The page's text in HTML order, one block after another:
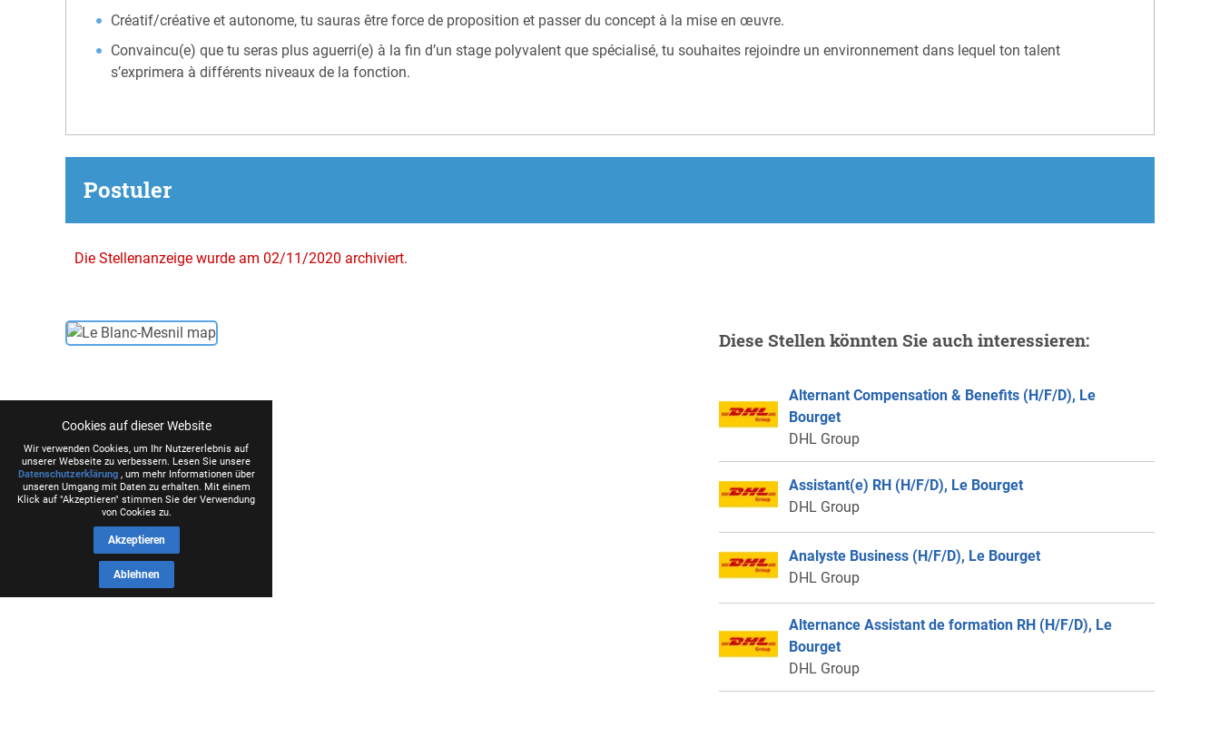
Créatif/créative et autonome, tu sauras être force de proposition et passer du concept à la mise en œuvre.
Convaincu(e) que tu seras plus aguerri(e) à la fin d’un stage polyvalent que spécialisé, tu souhaites rejoindre un environnement dans lequel ton talent
s’exprimera à différents niveaux de la fonction.
Postuler
Die Stellenanzeige wurde am 02/11/2020 archiviert.
Diese Stellen könnten Sie auch interessieren:
Alternant Compensation & Benefits (H/F/D), Le
Bourget
DHL Group
Assistant(e) RH (H/F/D), Le Bourget
DHL Group
Analyste Business (H/F/D), Le Bourget
DHL Group
Alternance Assistant de formation RH (H/F/D), Le
Bourget
DHL Group
Cookies auf dieser Website
Wir verwenden Cookies, um Ihr Nutzererlebnis auf
unserer Webseite zu verbessern. Lesen Sie unsere
Datenschutzerklärung, um mehr Informationen über
unseren Umgang mit Daten zu erhalten. Mit einem
Klick auf "Akzeptieren" stimmen Sie der Verwendung
von Cookies zu.
Akzeptieren
Ablehnen